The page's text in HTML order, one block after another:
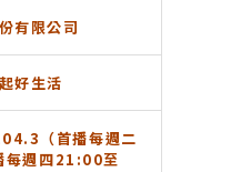
有限公司
好生活
（首播每週二
週四21:00至